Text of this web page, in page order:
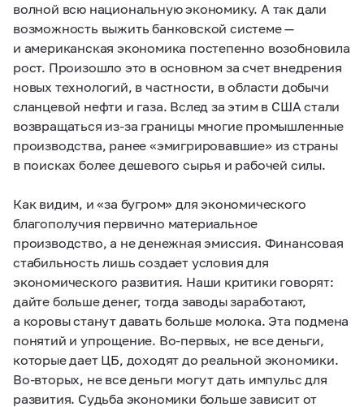
волной всю национальную экономику. А так дали
возможность выжить банковской системе —
и американская экономика постепенно возобновила
рост. Произошло это в основном за счет внедрения
новых технологий, в частности, в области добычи
сланцевой нефти и газа. Вслед за этим в США стали
возвращаться из-за границы многие промышленные
производства, ранее «эмигрировавшие» из страны
в поисках более дешевого сырья и рабочей силы.
Как видим, и «за бугром» для экономического
благополучия первично материальное
производство, а не денежная эмиссия. Финансовая
стабильность лишь создает условия для
экономического развития. Наши критики говорят:
дайте больше денег, тогда заводы заработают,
а коровы станут давать больше молока. Эта подмена
понятий и упрощение. Во-первых, не все деньги,
которые дает ЦБ, доходят до реальной экономики.
Во-вторых, не все деньги могут дать импульс для
развития. Судьба экономики больше зависит от